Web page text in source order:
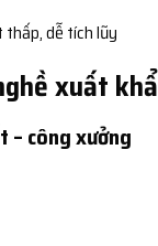
thấp, dễ tích lũy
xuất
– công xưởng